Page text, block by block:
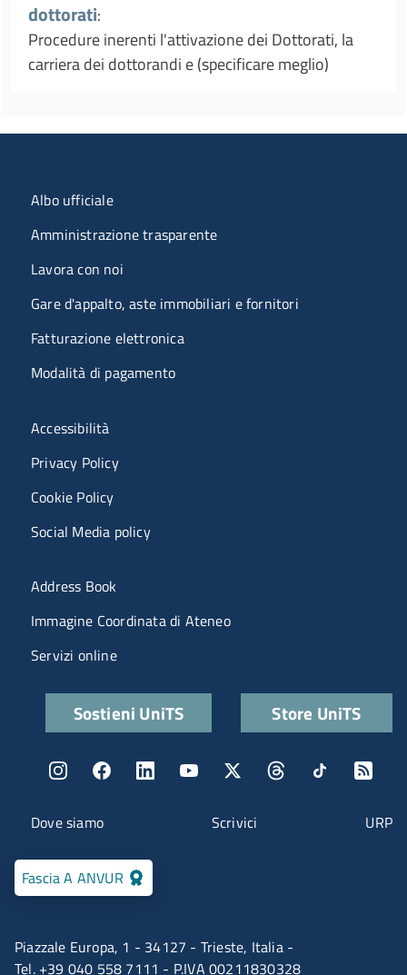
dottorati:
Procedure inerenti l'attivazione dei Dottorati, la
carriera dei dottorandi e (specificare meglio)
Piazzale Europa, 1 - 34127 - Trieste, Italia -
Tel. +39 040 558 7111 - P.IVA 00211830328
Fascia A ANVUR
Menu contatti
Dove siamo Scrivici URP
Menu organizzazione
Albo ufficiale
Amministrazione trasparente
Lavora con noi
Gare d'appalto, aste immobiliari e fornitori
Fatturazione elettronica
Modalità di pagamento
Menù riferimenti
Accessibilità
Privacy Policy
Cookie Policy
Social Media policy
Menu portale
Address Book
Immagine Coordinata di Ateneo
Servizi online
Quick linksSostieni UniTS Store UniTS
Menu social